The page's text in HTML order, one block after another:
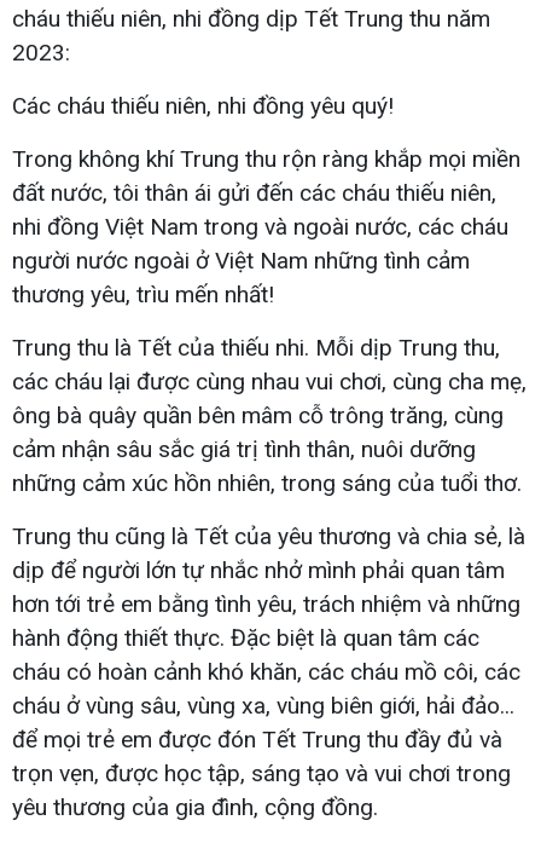
cháu thiếu niên, nhi đồng dịp Tết Trung thu năm
2023:
Các cháu thiếu niên, nhi đồng yêu quý!
Trong không khí Trung thu rộn ràng khắp mọi miền
đất nước, tôi thân ái gửi đến các cháu thiếu niên,
nhi đồng Việt Nam trong và ngoài nước, các cháu
người nước ngoài ở Việt Nam những tình cảm
thương yêu, trìu mến nhất!
Trung thu là Tết của thiếu nhi. Mỗi dịp Trung thu,
các cháu lại được cùng nhau vui chơi, cùng cha mẹ,
ông bà quây quần bên mâm cỗ trông trăng, cùng
cảm nhận sâu sắc giá trị tình thân, nuôi dưỡng
những cảm xúc hồn nhiên, trong sáng của tuổi thơ.
Trung thu cũng là Tết của yêu thương và chia sẻ, là
dịp để người lớn tự nhắc nhở mình phải quan tâm
hơn tới trẻ em bằng tình yêu, trách nhiệm và những
hành động thiết thực. Đặc biệt là quan tâm các
cháu có hoàn cảnh khó khăn, các cháu mồ côi, các
cháu ở vùng sâu, vùng xa, vùng biên giới, hải đảo...
để mọi trẻ em được đón Tết Trung thu đầy đủ và
trọn vẹn, được học tập, sáng tạo và vui chơi trong
yêu thương của gia đình, cộng đồng.